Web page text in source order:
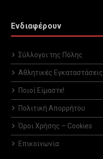
Ενδιαφέρουν
Σύλλογοι της Πόλης
Αθλητικές Εγκαταστάσεις
Ποιοί Είμαστε!
Πολιτική Απορρήτου
Όροι Χρήσης – Cookies
Επικοινωνία